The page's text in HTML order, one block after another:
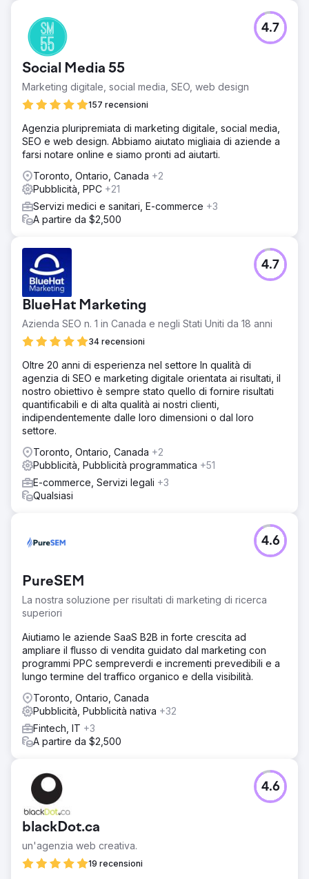
minimo 4 volte superiore, a testimonianza del nostro
approccio metodico e della cura per l'ottimizzazione in
ogni fase.
Vai alla pagina agenzia
Social Media 55
Marketing digitale, social media, SEO, web design
157 recensioni
4.7
Agenzia pluripremiata di marketing digitale, social media,
SEO e web design. Abbiamo aiutato migliaia di aziende a
farsi notare online e siamo pronti ad aiutarti.
Toronto, Ontario, Canada +2
Pubblicità, PPC +21
Servizi medici e sanitari, E-commerce +3
A partire da $2,500
BlueHat Marketing
Azienda SEO n. 1 in Canada e negli Stati Uniti da 18 anni
34 recensioni
4.7
Oltre 20 anni di esperienza nel settore In qualità di
agenzia di SEO e marketing digitale orientata ai risultati, il
nostro obiettivo è sempre stato quello di fornire risultati
quantificabili e di alta qualità ai nostri clienti,
indipendentemente dalle loro dimensioni o dal loro
settore.
Toronto, Ontario, Canada +2
Pubblicità, Pubblicità programmatica +51
E-commerce, Servizi legali +3
Qualsiasi
PureSEM
La nostra soluzione per risultati di marketing di ricerca
superiori
4.6
Aiutiamo le aziende SaaS B2B in forte crescita ad
ampliare il flusso di vendita guidato dal marketing con
programmi PPC sempreverdi e incrementi prevedibili e a
lungo termine del traffico organico e della visibilità.
Toronto, Ontario, Canada
Pubblicità, Pubblicità nativa +32
Fintech, IT +3
A partire da $2,500
blackDot.ca
un'agenzia web creativa.
19 recensioni
4.6